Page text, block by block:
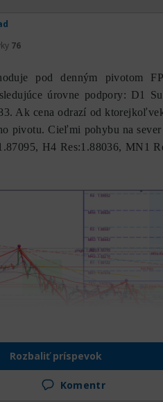
76
pod denným pivotom
úrovne podpory: D1
Ak cena odrazí od
pivotu. Cieľmi pohybu na
H4 Res:1.88036, MN1
Rozbaliť príspevok
Komentr